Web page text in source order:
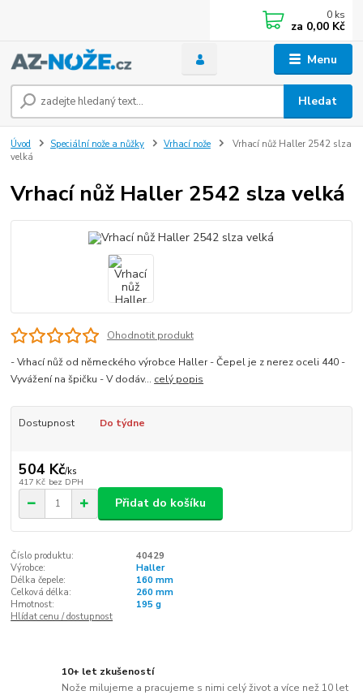
Menu
Hledat
0 ks
za 0,00 Kč
Úvod Speciální nože a nůžky Vrhací nože
Vrhací nůž Haller 2542 slza
velká
Vrhací nůž Haller 2542 slza velká
Ohodnotit produkt
- Vrhací nůž od německého výrobce Haller - Čepel je z nerez oceli 440 -
Vyvážení na špičku - V dodáv... celý popis
Dostupnost Do týdne
504 Kč/ks
417 Kč bez DPH
Přidat do košíku
Číslo produktu:
40429
Výrobce:
Haller
Délka čepele:
160 mm
Celková délka:
260 mm
Hmotnost:
195 g
Hlídat cenu / dostupnost
10+ let zkušeností
Nože milujeme a pracujeme s nimi celý život a více než 10 let